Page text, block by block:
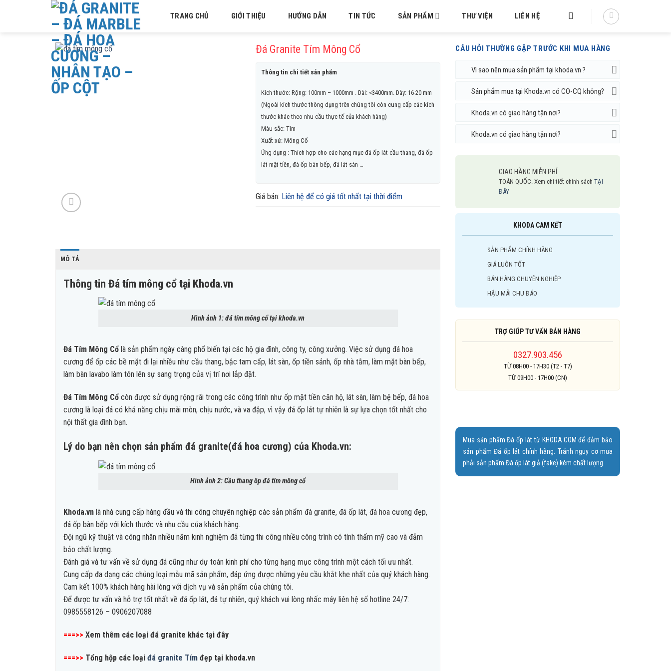
TRANG CHỦ GIỚI THIỆU HƯỚNG DẪN TIN TỨC SẢN PHẨM THƯ VIỆN LIÊN HỆ
CÂU HỎI THƯỜNG GẶP TRƯỚC KHI MUA HÀNG
Vì sao nên mua sản phẩm tại khoda.vn ?
Sản phẩm mua tại Khoda.vn có CO-CQ không?
Khoda.vn có giao hàng tận nơi?
Khoda.vn có giao hàng tận nơi?
GIAO HÀNG MIỄN PHÍ
TOÀN QUỐC. Xem chi tiết chính sách TẠI
ĐÂY
KHODA CAM KẾT
SẢN PHẨM CHÍNH HÃNG
GIÁ LUÔN TỐT
BÁN HÀNG CHUYÊN NGHIỆP
HẬU MÃI CHU ĐÁO
TRỢ GIÚP TƯ VẤN BÁN HÀNG
0327.903.456
TỪ 08H00 - 17H30 (T2 - T7)
TỪ 09H00 - 17H00 (CN)
Mua sản phẩm Đá ốp lát từ KHODA.COM để đảm bảo
sản phẩm Đá ốp lát chính hãng. Tránh nguy cơ mua
phải sản phẩm Đá ốp lát giả (fake) kém chất lượng.
Đá Granite Tím Mông Cổ
Thông tin chi tiết sản phẩm
Kích thước: Rộng: 100mm – 1000mm . Dài: <3400mm. Dày: 16-20 mm
(Ngoài kích thước thông dụng trên chúng tôi còn cung cấp các kích
thước khác theo nhu cầu thực tế của khách hàng)
Màu sắc: Tím
Xuất xứ: Mông Cổ
Ứng dụng : Thích hợp cho các hạng mục đá ốp lát cầu thang, đá ốp
lát mặt tiền, đá ốp bàn bếp, đá lát sàn …
Giá bán: Liên hệ để có giá tốt nhất tại thời điểm
MÔ TẢ
Thông tin Đá tím mông cổ tại Khoda.vn
Hình ảnh 1: đá tím mông cổ tại khoda.vn
Đá Tím Mông Cổ là sản phẩm ngày càng phổ biến tại các hộ gia đình, công ty, công xưởng. Việc sử dụng đá hoa
cương để ốp các bề mặt đi lại nhiều như cầu thang, bậc tam cấp, lát sàn, ốp tiền sảnh, ốp nhà tắm, làm mặt bàn bếp,
làm bàn lavabo làm tôn lên sự sang trọng của vị trí nơi lắp đặt.
Đá Tím Mông Cổ còn được sử dụng rộng rãi trong các công trình như ốp mặt tiền căn hộ, lát sàn, làm bệ bếp, đá hoa
cương là loại đá có khả năng chịu mài mòn, chịu nước, và va đập, vì vậy đá ốp lát tự nhiên là sự lựa chọn tốt nhất cho
nội thất gia đình bạn.
Lý do bạn nên chọn sản phẩm đá granite(đá hoa cương) của Khoda.vn:
Hình ảnh 2: Cầu thang ôp đá tím mông cổ
Khoda.vn là nhà cung cấp hàng đầu và thi công chuyên nghiệp các sản phẩm đá granite, đá ốp lát, đá hoa cương đẹp,
đá ốp bàn bếp với kích thước và nhu cầu của khách hàng.
Đội ngũ kỹ thuật và công nhân nhiều năm kinh nghiệm đã từng thi công nhiều công trình có tính thẩm mỹ cao và đảm
bảo chất lượng.
Đánh giá và tư vấn về sử dụng đá cũng như dự toán kinh phí cho từng hạng mục công trình một cách tối ưu nhất.
Cung cấp đa dạng các chủng loại mẫu mã sản phẩm, đáp ứng được những yêu cầu khắt khe nhất của quý khách hàng.
Cam kết 100% khách hàng hài lòng với dịch vụ và sản phẩm của chúng tôi.
Để được tư vấn và hỗ trợ tốt nhất về đá ốp lát, đá tự nhiên, quý khách vui lòng nhấc máy liên hệ số hotline 24/7:
0985558126 – 0906207088
===>> Xem thêm các loại đá granite khác tại đây
===>> Tổng hộp các loại đá granite Tím đẹp tại khoda.vn